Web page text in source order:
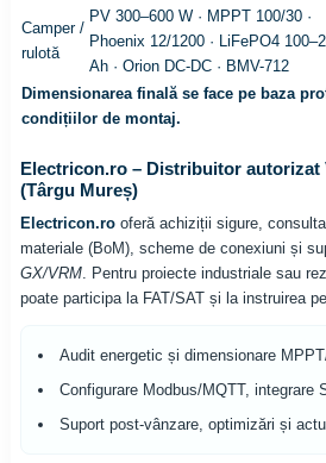
Camper /
rulotă
PV 300–600 W · MPPT 100/30 ·
Phoenix 12/1200 · LiFePO4
Ah · Orion DC-DC · BMV-712
Dimensionarea finală se face pe baza
condițiilor de montaj.
Electricon.ro – Distribuitor autorizat
(Târgu Mureș)
Electricon.ro oferă achiziții sigure,
materiale (BoM), scheme de conexiuni și
GX/VRM. Pentru proiecte industriale sau
poate participa la FAT/SAT și la instruirea
Audit energetic și dimensionare
Configurare Modbus/MQTT, integrare
Suport post-vânzare, optimizări și